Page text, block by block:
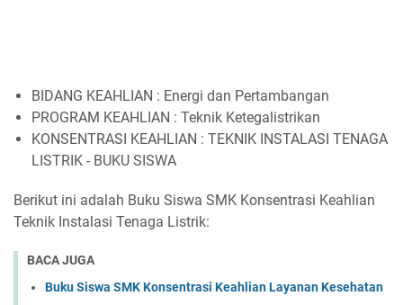
BIDANG KEAHLIAN : Energi dan Pertambangan
PROGRAM KEAHLIAN : Teknik Ketegalistrikan
KONSENTRASI KEAHLIAN : TEKNIK INSTALASI TENAGA
LISTRIK - BUKU SISWA
Berikut ini adalah Buku Siswa SMK Konsentrasi Keahlian
Teknik Instalasi Tenaga Listrik:
BACA JUGA
Buku Siswa SMK Konsentrasi Keahlian Layanan Kesehatan